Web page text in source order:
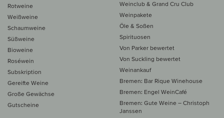
Rotweine
Weißweine
Schaumweine
Süßweine
Bioweine
Roséwein
Subskription
Gereifte Weine
Große Gewächse
Gutscheine
Weinclub & Grand Cru Club
Weinpakete
Öle & Soßen
Spirituosen
Von Parker bewertet
Von Suckling bewertet
Weinankauf
Bremen: Bar Rique Winehouse
Bremen: Engel WeinCafé
Bremen: Gute Weine – Christoph
Janssen